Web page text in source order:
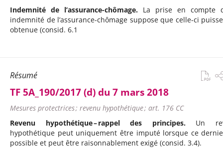
Indemnité de l’assurance-chômage. La prise en compte
indemnité de l’assurance-chômage suppose que celle-ci
obtenue (consid. 6.1
Résumé
TF 5A_190/2017 (d) du 7 mars 2018
Mesures protectrices ; revenu hypothétique ; art. 176 CC
Revenu hypothétique – rappel des principes.Un
hypothétique peut uniquement être imputé lorsque ce
possible et peut être raisonnablement exigé (consid. 3.4).